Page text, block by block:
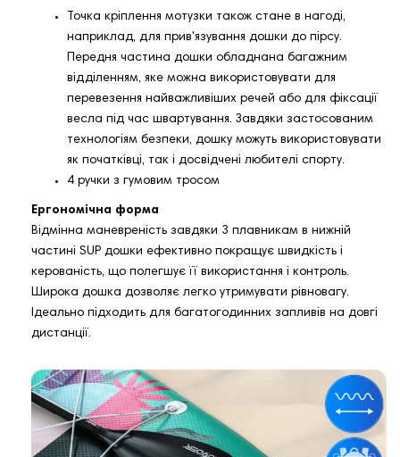
Точка кріплення мотузки також стане в нагоді,
наприклад, для прив'язування дошки до пірсу.
Передня частина дошки обладнана багажним
відділенням, яке можна використовувати для
перевезення найважливіших речей або для фіксації
весла під час швартування. Завдяки застосованим
технологіям безпеки, дошку можуть використовувати
як початківці, так і досвідчені любителі спорту.
4 ручки з гумовим тросом
Ергономічна форма
Відмінна маневреність завдяки 3 плавникам в нижній
частині SUP дошки ефективно покращує швидкість і
керованість, що полегшує її використання і контроль.
Широка дошка дозволяє легко утримувати рівновагу.
Ідеально підходить для багатогодинних запливів на довгі
дистанції.